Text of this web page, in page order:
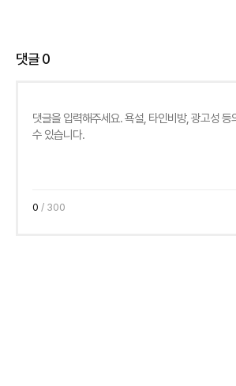
댓글0
0 / 300